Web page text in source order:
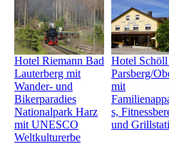
Hotel Riemann Bad
Lauterberg mit
Wander- und
Bikerparadies
Nationalpark Harz
mit UNESCO
Weltkulturerbe
Hotel
Parsberg/
mit
s,
und